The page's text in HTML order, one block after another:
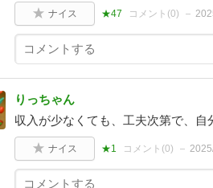
ナイス ★47 コメント(0)
りっちゃん
収入が少なくても、工夫次第で、自
ナイス ★1 コメント(0)